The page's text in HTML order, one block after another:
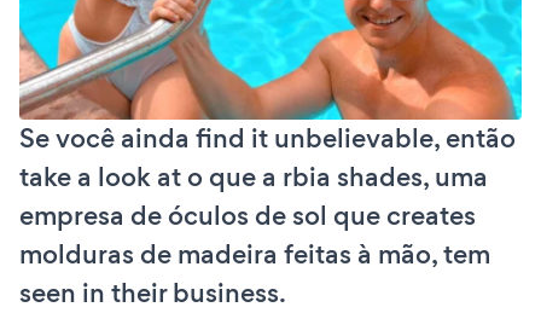
Se você ainda find it unbelievable, então
take a look at o que a rbia shades, uma
empresa de óculos de sol que creates
molduras de madeira feitas à mão, tem
seen in their business.